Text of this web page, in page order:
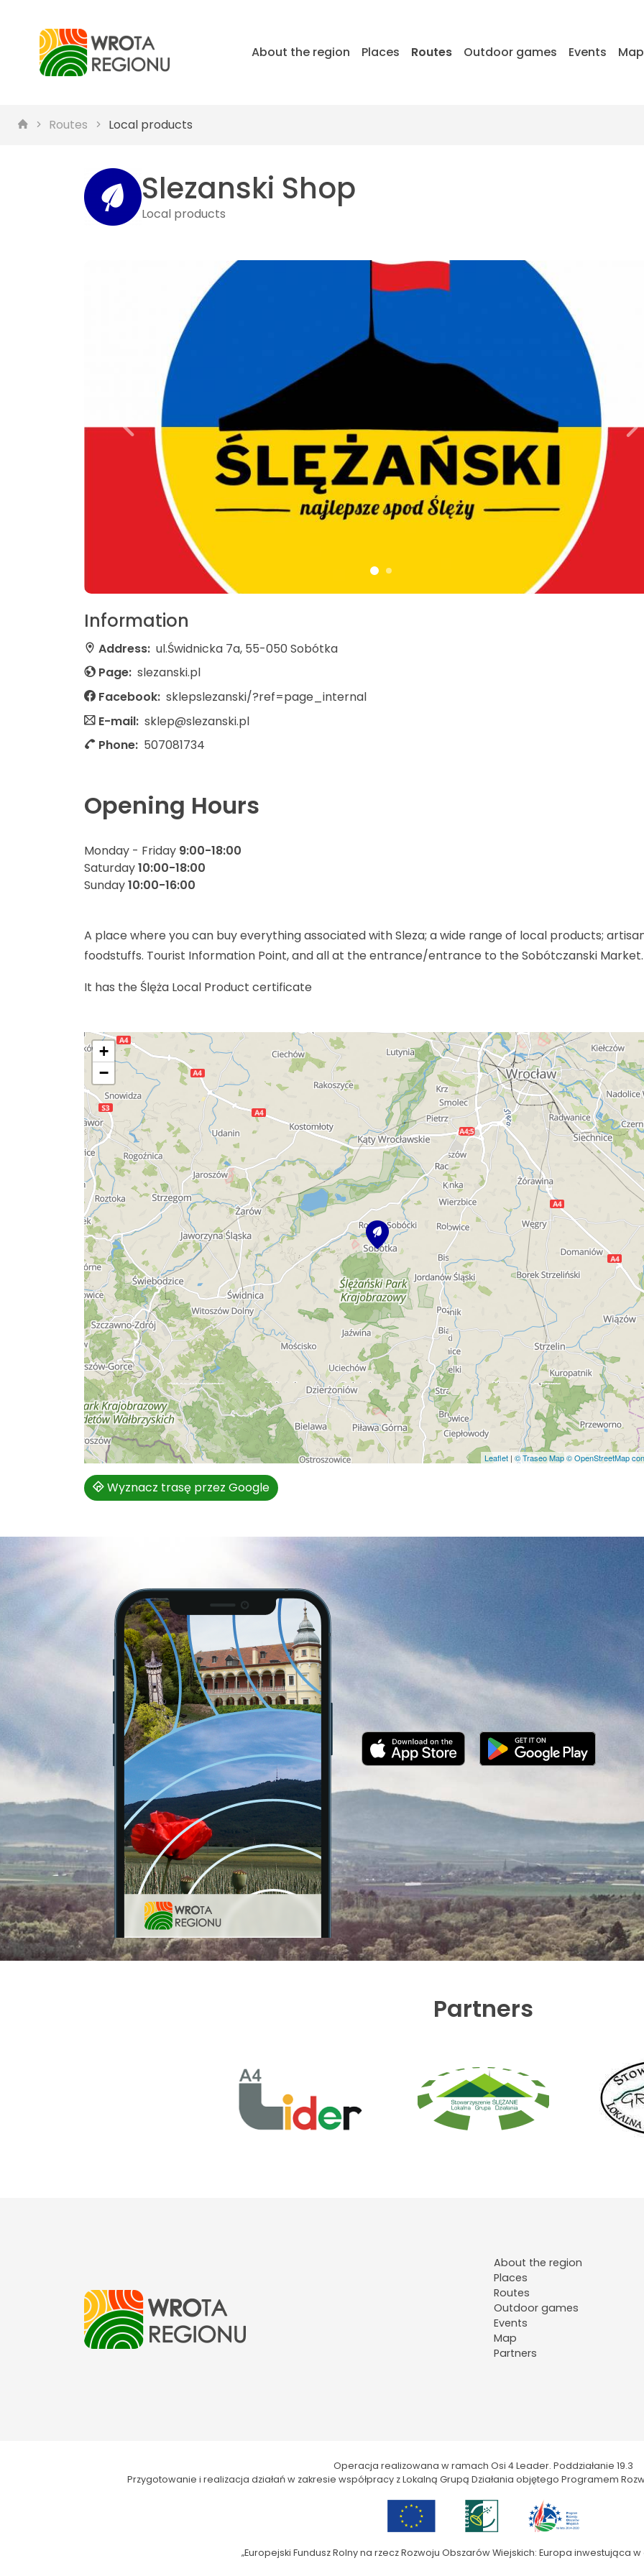
About the region Places Routes Outdoor games Events Map
Routes Local products
Slezanski Shop
Local products
Information
Address: ul.Świdnicka 7a, 55-050 Sobótka
Page: slezanski.pl
Facebook: sklepslezanski/?ref=page_internal
E-mail: sklep@slezanski.pl
Phone: 507081734
Opening Hours
Monday - Friday 9:00-18:00
Saturday10:00-18:00
Sunday10:00-16:00
A place where you can buy everything associated with Sleza; a wide range of local products;
foodstuffs. Tourist Information Point, and all at the entrance/entrance to the Sobótczanski Market.
It has the Ślęża Local Product certificate
+
−
Leaflet | © Traseo Map© OpenStreetMap
Wyznacz trasę przez Google
Partners
About the region
Places
Routes
Outdoor games
Events
Map
Partners
Operacja realizowana w ramach Osi 4 Leader. Poddziałanie 19.3
Przygotowanie i realizacja działań w zakresie współpracy z Lokalną Grupą Działania objętego Programem
„Europejski Fundusz Rolny na rzecz Rozwoju Obszarów Wiejskich: Europa inwestująca